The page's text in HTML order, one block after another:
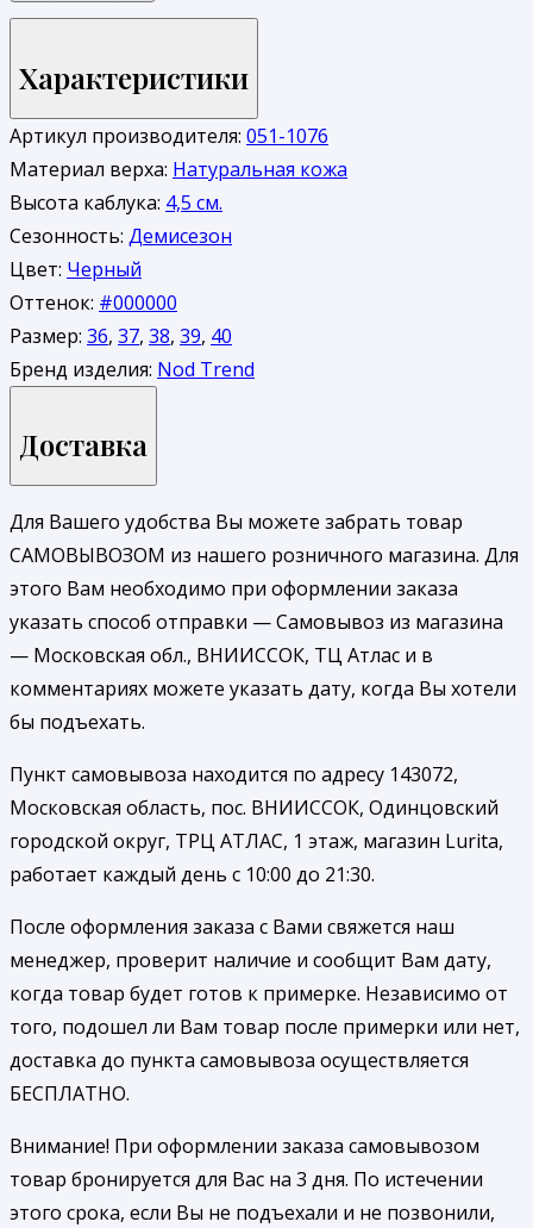
Характеристики
Артикул производителя: 051-1076
Материал верха: Натуральная кожа
Высота каблука: 4,5 см.
Сезонность: Демисезон
Цвет: Черный
Оттенок: #000000
Размер: 36, 37, 38, 39, 40
Бренд изделия: Nod Trend
Доставка
Для Вашего удобства Вы можете забрать товар
САМОВЫВОЗОМ из нашего розничного магазина. Для
этого Вам необходимо при оформлении заказа
указать способ отправки — Самовывоз из магазина
— Московская обл., ВНИИССОК, ТЦ Атлас и в
комментариях можете указать дату, когда Вы хотели
бы подъехать.
Пункт самовывоза находится по адресу 143072,
Московская область, пос. ВНИИССОК, Одинцовский
городской округ, ТРЦ АТЛАС, 1 этаж, магазин Lurita,
работает каждый день с 10:00 до 21:30.
После оформления заказа с Вами свяжется наш
менеджер, проверит наличие и сообщит Вам дату,
когда товар будет готов к примерке. Независимо от
того, подошел ли Вам товар после примерки или нет,
доставка до пункта самовывоза осуществляется
БЕСПЛАТНО.
Внимание! При оформлении заказа самовывозом
товар бронируется для Вас на 3 дня. По истечении
этого срока, если Вы не подъехали и не позвонили,